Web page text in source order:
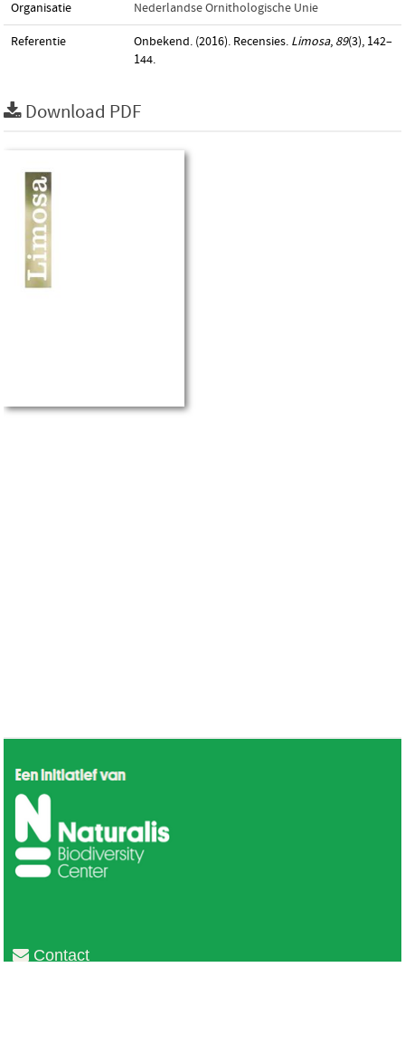
Organisatie Nederlandse Ornithologische Unie
Referentie Onbekend. (2016). Recensies. Limosa, 89(3), 142–
144.
Download PDF
Contact